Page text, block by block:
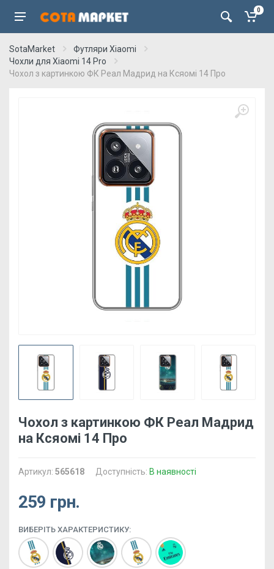
0
SotaMarket
Футляри Xiaomi
Чохли для Xiaomi 14 Pro
Чохол з картинкою ФК Реал Мадрид на Ксяомі 14 Про
Чохол з картинкою ФК Реал Мадрид
на Ксяомі 14 Про
Артикул: 565618 Доступність: В наявності
259 грн.
ВИБЕРІТЬ ХАРАКТЕРИСТИКУ: